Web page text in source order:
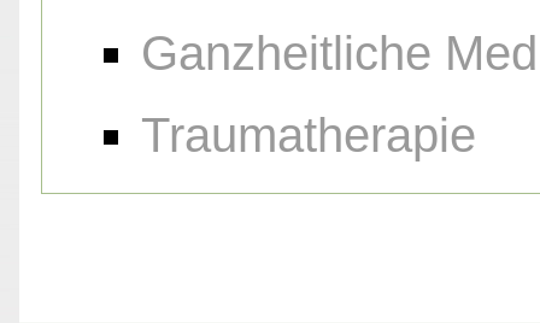
Ganzheitliche
Traumatherapie